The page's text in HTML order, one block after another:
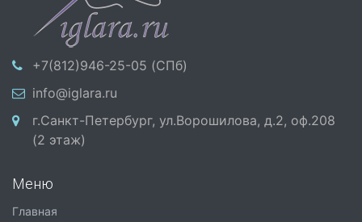
+7(812)946-25-05 (СПб)
info@iglara.ru
г.Санкт-Петербург, ул.Ворошилова, д.2, оф.208
(2 этаж)
Меню
Главная